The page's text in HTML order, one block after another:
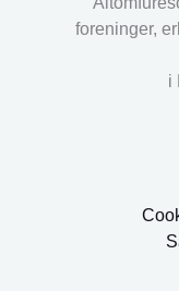
foreninger,
i